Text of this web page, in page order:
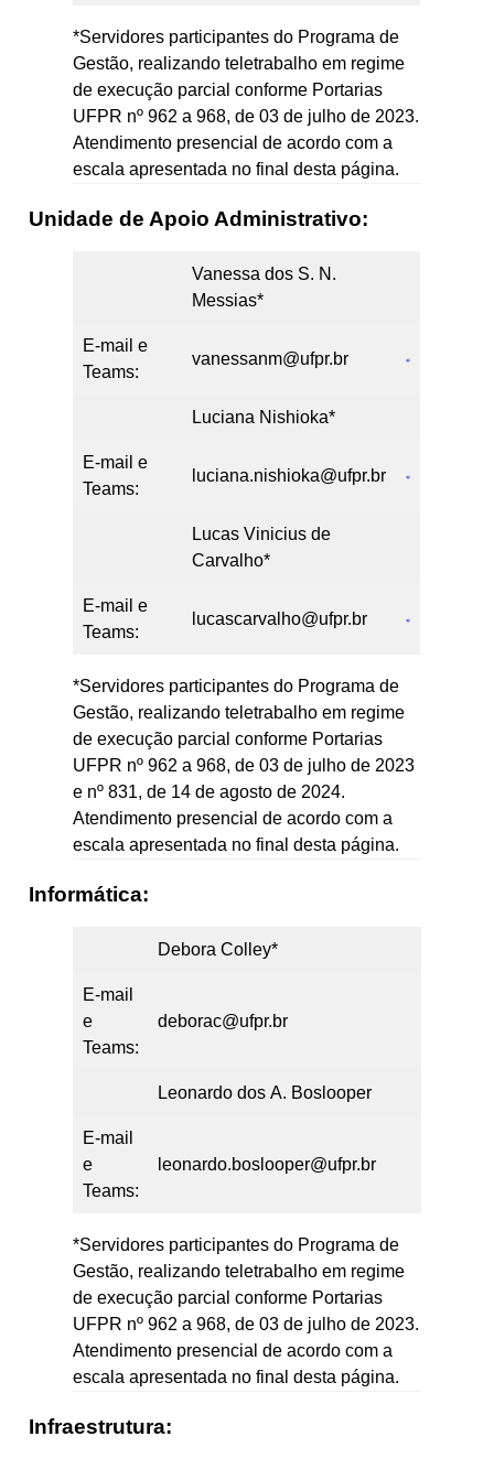
*Servidores participantes do Programa de
Gestão, realizando teletrabalho em regime
de execução parcial conforme Portarias
UFPR nº 962 a 968, de 03 de julho de 2023.
Atendimento presencial de acordo com a
escala apresentada no final desta página.
Unidade de Apoio Administrativo:
Vanessa dos S. N.
Messias*
E-mail e
Teams:
vanessanm@ufpr.br
Luciana Nishioka*
E-mail e
Teams:
luciana.nishioka@ufpr.br
Lucas Vinicius de
Carvalho*
E-mail e
Teams:
lucascarvalho@ufpr.br
*Servidores participantes do Programa de
Gestão, realizando teletrabalho em regime
de execução parcial conforme Portarias
UFPR nº 962 a 968, de 03 de julho de 2023
e nº 831, de 14 de agosto de 2024.
Atendimento presencial de acordo com a
escala apresentada no final desta página.
Informática:
Debora Colley*
E-mail
e
Teams:
deborac@ufpr.br
Leonardo dos A. Boslooper
E-mail
e
Teams:
leonardo.boslooper@ufpr.br
*Servidores participantes do Programa de
Gestão, realizando teletrabalho em regime
de execução parcial conforme Portarias
UFPR nº 962 a 968, de 03 de julho de 2023.
Atendimento presencial de acordo com a
escala apresentada no final desta página.
Infraestrutura: